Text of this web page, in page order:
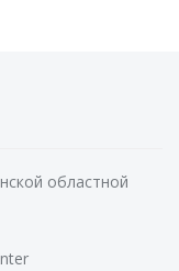
областной